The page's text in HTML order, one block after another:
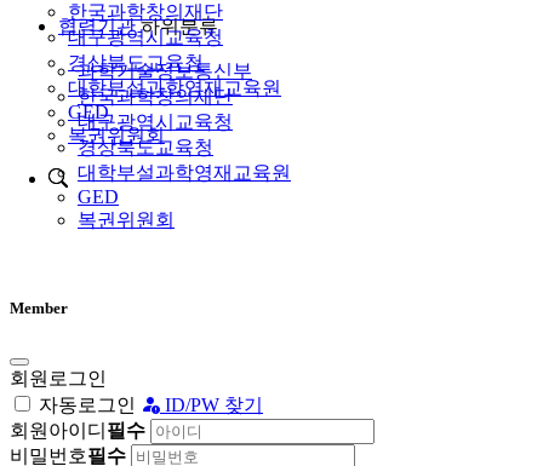
한국과학창의재단
대구광역시교육청
경상북도교육청
대학부설과학영재교육원
GED
복권위원회
협력기관 하위분류
과학기술정보통신부
한국과학창의재단
대구광역시교육청
경상북도교육청
대학부설과학영재교육원
GED
복권위원회
Member
회원로그인
자동로그인
ID/PW 찾기
회원아이디 필수
비밀번호필수